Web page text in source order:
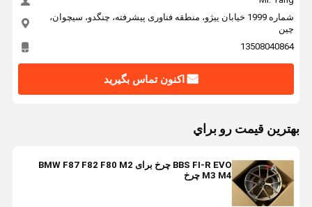
شماره 1999 خیابان ییژو، منطقه فناوری پیشرفته، چنگدو، سیچوان،
چین
13508040864
اکنون تماس بگیرید
بهترين قيمت رو براي
BBS FI-R EVO چرخ برای BMW F87 F82 F80 M2
M3 M4 چرخ